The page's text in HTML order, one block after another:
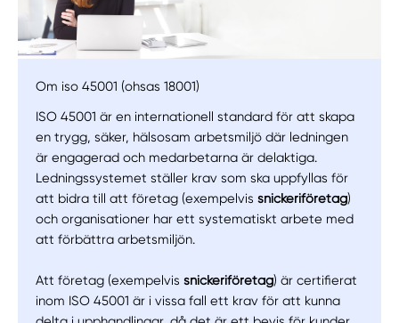
Manuellt Få hjälp
Välj tillvägagångssätt
Om iso 45001 (ohsas 18001)
ISO 45001 är en internationell standard för att skapa
en trygg, säker, hälsosam arbetsmiljö där ledningen
är engagerad och medarbetarna är delaktiga.
Ledningssystemet ställer krav som ska uppfyllas för
att bidra till att företag (exempelvissnickeriföretag)
och organisationer har ett systematiskt arbete med
att förbättra arbetsmiljön.
Att företag (exempelvissnickeriföretag) är certifierat
inom ISO 45001 är i vissa fall ett krav för att kunna